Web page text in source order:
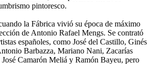
pintoresco.
la Fábrica vivió su época de máximo
de Antonio Rafael Mengs. Se contrató
españoles, como José del Castillo, Ginés
Barbazza, Mariano Nani, Zacarías
Camarón Meliá y Ramón Bayeu, pero